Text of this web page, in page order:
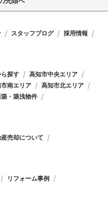
スタッフブログ
採用情報
探す
高知市中央エリア
南エリア
高知市北エリア
築・築浅物件
売却について
リフォーム事例